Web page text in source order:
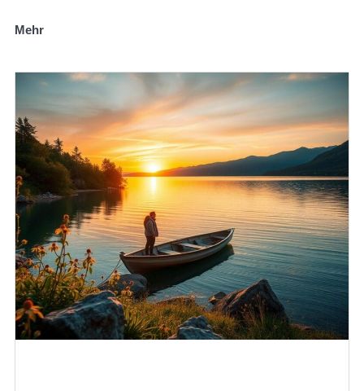
Mehr